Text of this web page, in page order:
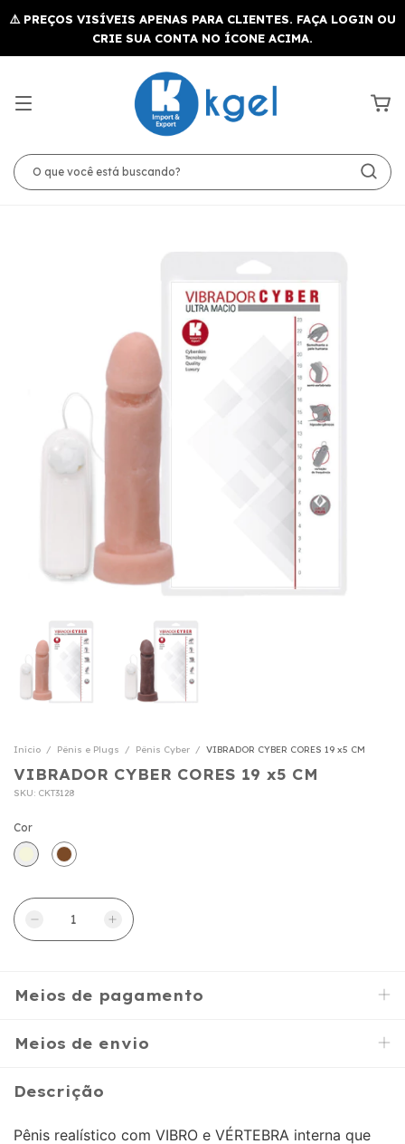
Início / Pênis e Plugs / Pênis Cyber / VIBRADOR CYBER CORES 19 x5 CM
VIBRADOR CYBER CORES 19 x5 CM
SKU: CKT3128
Cor
Meios de pagamento
Meios de envio
Descrição
Pênis realístico com VIBRO e VÉRTEBRA interna que